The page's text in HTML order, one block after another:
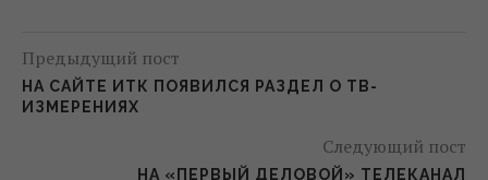
Предыдущий пост
НА САЙТЕ ИТК ПОЯВИЛСЯ РАЗДЕЛ О ТВ-
ИЗМЕРЕНИЯХ
Следующий пост
НА «ПЕРВЫЙ ДЕЛОВОЙ» ТЕЛЕКАНАЛ